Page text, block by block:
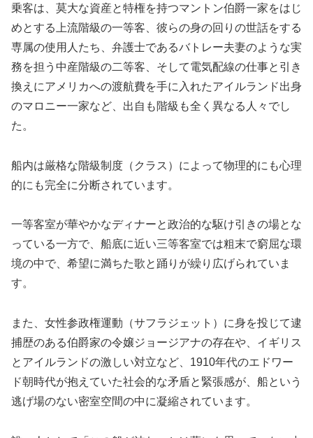
乗客は、莫大な資産と特権を持つマントン伯爵一家をはじ
めとする上流階級の一等客、彼らの身の回りの世話をする
専属の使用人たち、弁護士であるバトレー夫妻のような実
務を担う中産階級の二等客、そして電気配線の仕事と引き
換えにアメリカへの渡航費を手に入れたアイルランド出身
のマロニー一家など、出自も階級も全く異なる人々でし
た。
船内は厳格な階級制度（クラス）によって物理的にも心理
的にも完全に分断されています。
一等客室が華やかなディナーと政治的な駆け引きの場とな
っている一方で、船底に近い三等客室では粗末で窮屈な環
境の中で、希望に満ちた歌と踊りが繰り広げられていま
す。
また、女性参政権運動（サフラジェット）に身を投じて逮
捕歴のある伯爵家の令嬢ジョージアナの存在や、イギリス
とアイルランドの激しい対立など、1910年代のエドワー
ド朝時代が抱えていた社会的な矛盾と緊張感が、船という
逃げ場のない密室空間の中に凝縮されています。